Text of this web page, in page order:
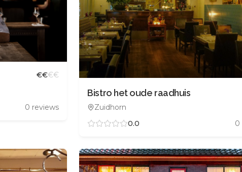
€€€€
0 reviews
Bistro het oude raadhuis
Zuidhorn
0.0 0